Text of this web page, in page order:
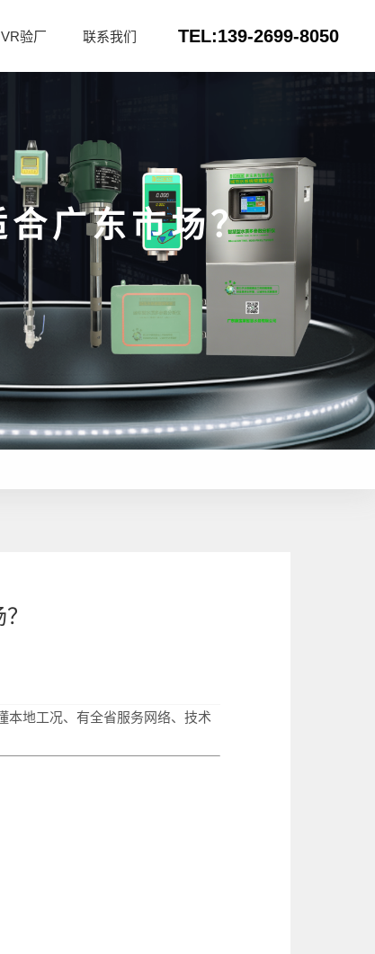
VR验厂 联系我们 TEL:139-2699-8050
广东市场？
本地工况、有全省服务网络、技术